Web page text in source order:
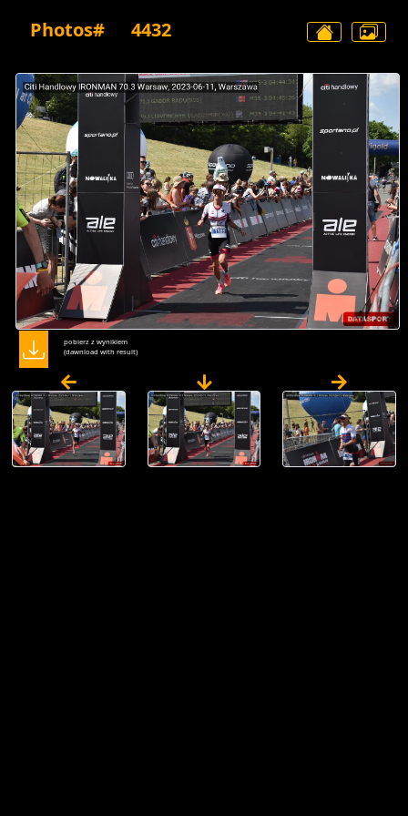
Photos# 4432
pobierz z wynikiem
(dawnload with result)